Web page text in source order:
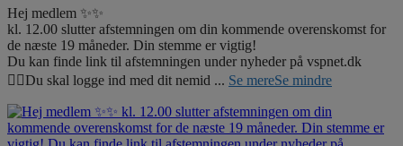
Hej medlem ✨✨
kl. 12.00 slutter afstemningen om din kommende overenskomst for
de næste 19 måneder. Din stemme er vigtig!
Du kan finde link til afstemningen under nyheder på vspnet.dk
☝🏼Du skal logge ind med dit nemid ... Se mereSe mindre